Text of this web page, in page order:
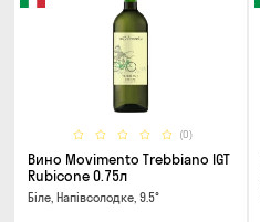
(0)
Вино Movimento Trebbiano IGT
Rubicone 0.75л
Біле, Напівсолодке, 9.5°